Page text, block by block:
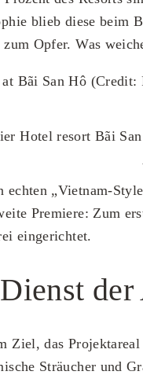
blieb diese beim
Opfer. Was
echten „Vietnam-
Premiere: Zum
eingerichtet.
Ziel, das
Sträucher und